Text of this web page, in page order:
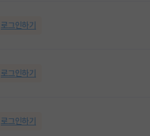
로그인하기
로그인하기
로그인하기